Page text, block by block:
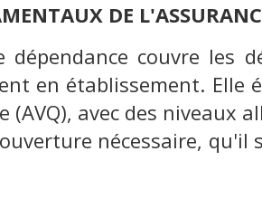
DE
dépendance couvre
en établissement. Elle
(AVQ), avec des niveaux
nécessaire,